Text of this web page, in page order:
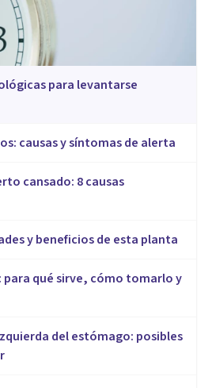
para levantarse
causas y síntomas de alerta
cansado: 8 causas
y beneficios de esta planta
para qué sirve, cómo tomarlo y
del estómago: posibles